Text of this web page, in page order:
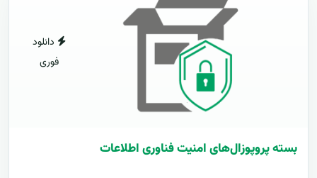
دانلود
فوری
بسته پروپوزال‌های امنیت فناوری اطلاعات